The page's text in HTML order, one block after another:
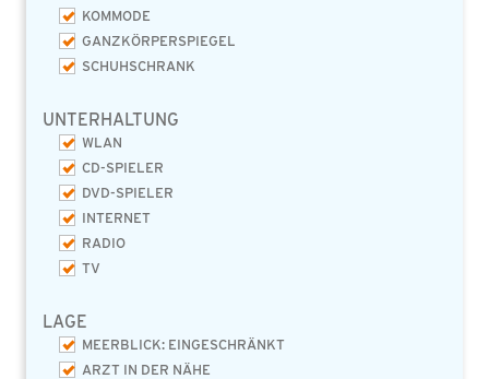
KOMMODE
GANZKÖRPERSPIEGEL
SCHUHSCHRANK
UNTERHALTUNG
WLAN
CD-SPIELER
DVD-SPIELER
INTERNET
RADIO
TV
LAGE
MEERBLICK: EINGESCHRÄNKT
ARZT IN DER NÄHE